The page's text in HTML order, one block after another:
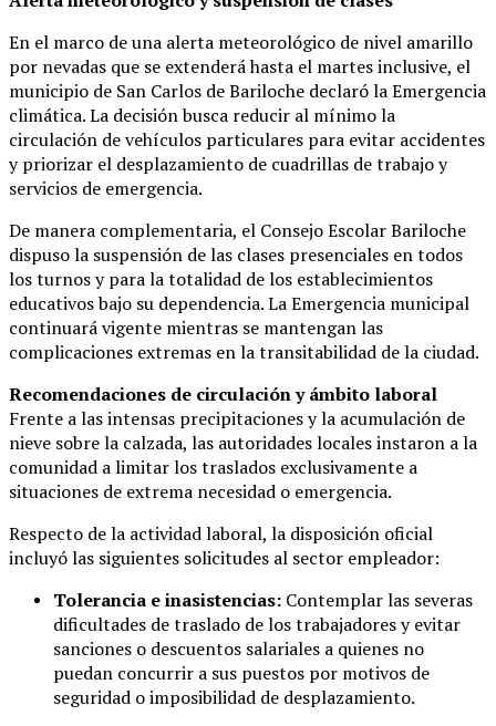
En el marco de una alerta meteorológico de nivel amarillo
por nevadas que se extenderá hasta el martes inclusive, el
municipio de San Carlos de Bariloche declaró la Emergencia
climática. La decisión busca reducir al mínimo la
circulación de vehículos particulares para evitar accidentes
y priorizar el desplazamiento de cuadrillas de trabajo y
servicios de emergencia.
De manera complementaria, el Consejo Escolar Bariloche
dispuso la suspensión de las clases presenciales en todos
los turnos y para la totalidad de los establecimientos
educativos bajo su dependencia. La Emergencia municipal
continuará vigente mientras se mantengan las
complicaciones extremas en la transitabilidad de la ciudad.
Recomendaciones de circulación y ámbito laboral
Frente a las intensas precipitaciones y la acumulación de
nieve sobre la calzada, las autoridades locales instaron a la
comunidad a limitar los traslados exclusivamente a
situaciones de extrema necesidad o emergencia.
Respecto de la actividad laboral, la disposición oficial
incluyó las siguientes solicitudes al sector empleador:
Tolerancia e inasistencias: Contemplar las severas
dificultades de traslado de los trabajadores y evitar
sanciones o descuentos salariales a quienes no
puedan concurrir a sus puestos por motivos de
seguridad o imposibilidad de desplazamiento.